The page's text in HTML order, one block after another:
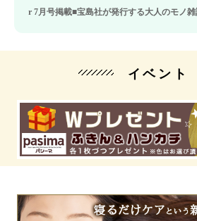
号掲載■宝島社が発行する大人のモノ雑誌「
イベント